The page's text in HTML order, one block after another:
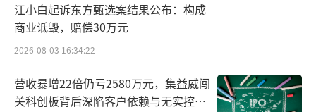
电商等新渠道，换句话说，从KA、会员店到即
时零售、社区团购和电商平台，张亚苹几乎要
把李锦记传统经销体系之外的新触点“一把
抓”。
江小白起诉东方甄选案结果公布：构成
商业诋毁，赔偿30万元
2026-08-03 16:34:22
营收暴增22倍仍亏2580万元，集益威闯
关科创板背后深陷客户依赖与无实控人